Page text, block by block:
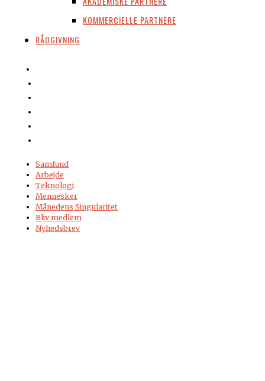
KOMMERCIELLE PARTNERE
RÅDGIVNING
Samfund
Arbejde
Teknologi
Mennesker
Månedens Singularitet
Bliv medlem
Nyhedsbrev